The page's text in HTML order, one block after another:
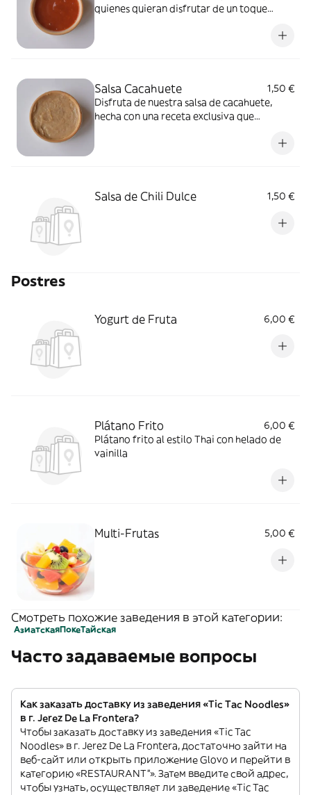
quienes quieran disfrutar de un toque
chiles frescos y ajo, aporta un sabor intenso
Salsa Cacahuete
1,50 €
Disfruta de nuestra salsa de cacahuete,
hecha con una receta exclusiva que
dulzura. Perfecta para acompañar platos
Salsa de Chili Dulce 1,50 €
Postres
Yogurt de Fruta 6,00 €
Plátano Frito
6,00 €
Plátano frito al estilo Thai con helado de
vainilla
Multi-Frutas 5,00 €
Смотреть похожие заведения в этой категории:
АзиатскаяПокеТайская
Часто задаваемые вопросы
Как заказать доставку из заведения «Tic Tac Noodles»
в г. Jerez De La Frontera?
Чтобы заказать доставку из заведения «Tic Tac
Noodles» в г. Jerez De La Frontera, достаточно зайти на
веб-сайт или открыть приложение Glovo и перейти в
категорию «RESTAURANT”». Затем введите свой адрес,
чтобы узнать, осуществляет ли заведение «Tic Tac